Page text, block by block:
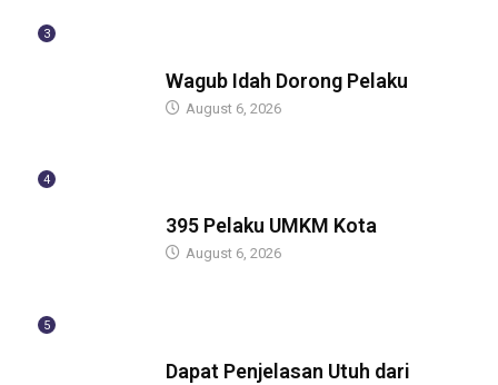
3
Wagub Idah Dorong Pelaku
August 6, 2026
4
395 Pelaku UMKM Kota
August 6, 2026
5
Dapat Penjelasan Utuh dari